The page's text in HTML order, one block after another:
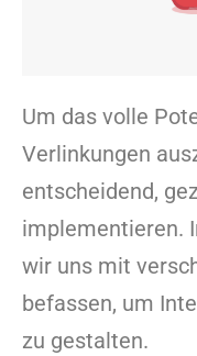
Um das volle
Verlinkungen
entscheidend,
implementieren.
wir uns mit
befassen, um
zu gestalten.